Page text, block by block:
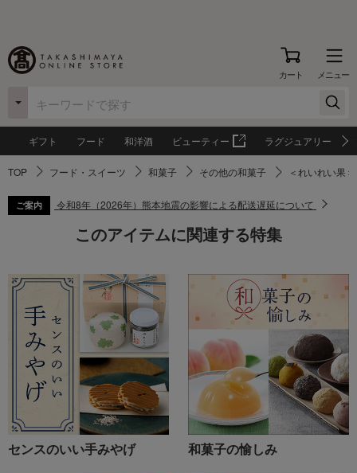
カート メニュー
ギフト フード 和洋酒 ビューティー ラグジュアリー
TOP フード・スイーツ 和菓子 その他の和菓子 ＜れいれい果
ご案内 令和8年（2026年）熊本地震の影響による配送遅延について
このアイテムに関連する特集
センスのいい手みやげ 和菓子の愉しみ